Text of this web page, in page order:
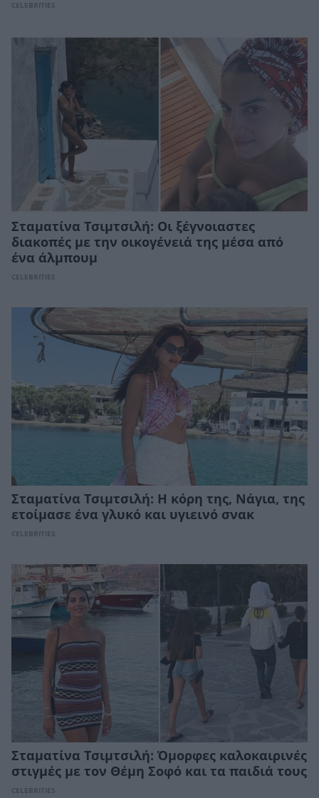
CELEBRITIES
Σταματίνα Τσιμτσιλή: Οι ξέγνοιαστες
διακοπές με την οικογένειά της μέσα από
ένα άλμπουμ
CELEBRITIES
Σταματίνα Τσιμτσιλή: Η κόρη της, Νάγια, της
ετοίμασε ένα γλυκό και υγιεινό σνακ
CELEBRITIES
Σταματίνα Τσιμτσιλή: Όμορφες καλοκαιρινές
στιγμές με τον Θέμη Σοφό και τα παιδιά τους
CELEBRITIES